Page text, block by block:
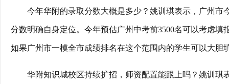
今年华附的录取分数大概是多少？姚训琪表示，广州市
分数明确自身定位。今年预估广州中考前3500名可以考虑
如果广州市一模全市成绩排名在这个范围内的学生可以大胆
华附知识城校区持续扩招，师资配置能跟上吗？姚训